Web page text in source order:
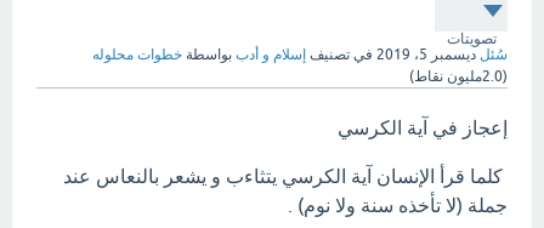
تصويتات
سُئل ديسمبر 5، 2019 في تصنيف إسلام و أدب بواسطة خطوات محلوله
(2.0مليون نقاط)
إعجاز في آية الكرسي
كلما قرأ الإنسان آية الكرسي يتثاءب و يشعر بالنعاس عند
جملة (لا تأخذه سنة ولا نوم) .